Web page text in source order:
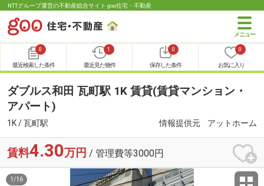
NTTグループ運営の不動産総合サイト goo住宅・不動産
0
最近検索した条件
1
最近見た物件
0
保存した条件
0
お気に入り
ダブルス和田 瓦町駅 1K 賃貸(賃貸マンション・
アパート)
1K / 瓦町駅 情報提供元 アットホーム
賃料4.30万円 / 管理費等3000円
1 /16